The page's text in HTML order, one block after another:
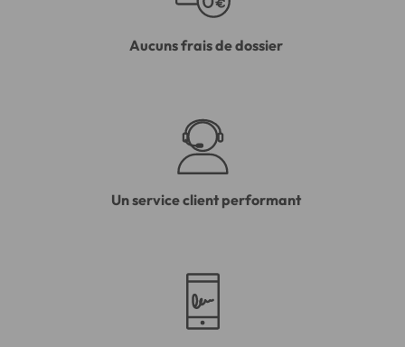
Aucuns frais de dossier
Un service client performant